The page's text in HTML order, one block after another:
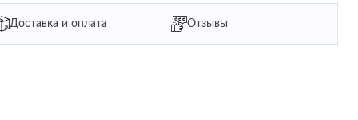
Доставка и оплата Отзывы